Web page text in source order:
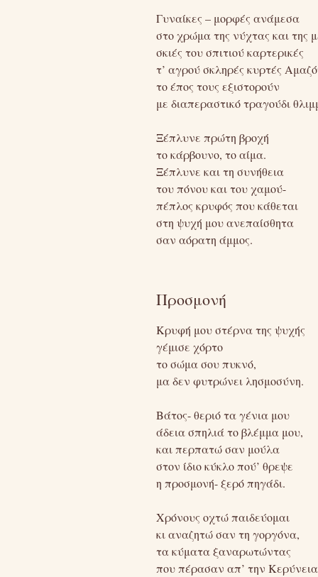
Γυναίκες – μορφές ανάμεσα
στο χρώμα της νύχτας και της
σκιές του σπιτιού καρτερικές
τ’ αγρού σκληρές κυρτές
το έπος τους εξιστορούν
με διαπεραστικό τραγούδι
Ξέπλυνε πρώτη βροχή
το κάρβουνο, το αίμα.
Ξέπλυνε και τη συνήθεια
του πόνου και του χαμού-
πέπλος κρυφός που κάθεται
στη ψυχή μου ανεπαίσθητα
σαν αόρατη άμμος.
Προσμονή
Κρυφή μου στέρνα της ψυχής
γέμισε χόρτο
το σώμα σου πυκνό,
μα δεν φυτρώνει λησμοσύνη.
Βάτος- θεριό τα γένια μου
άδεια σπηλιά το βλέμμα μου,
και περπατώ σαν μούλα
στον ίδιο κύκλο πού’ θρεψε
η προσμονή- ξερό πηγάδι.
Χρόνους οχτώ παιδεύομαι
κι αναζητώ σαν τη γοργόνα,
τα κύματα ξαναρωτώντας
που πέρασαν απ’ την Κερύνεια